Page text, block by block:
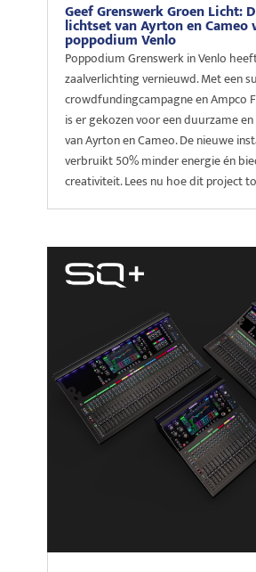
Geef Grenswerk Groen Licht:
lichtset van Ayrton en Cameo
poppodium Venlo
Poppodium Grenswerk in Venlo
zaalverlichting vernieuwd. Met een
crowdfundingcampagne en Ampco
is er gekozen voor een duurzame
van Ayrton en Cameo. De nieuwe
verbruikt 50% minder energie én
creativiteit. Lees nu hoe dit project